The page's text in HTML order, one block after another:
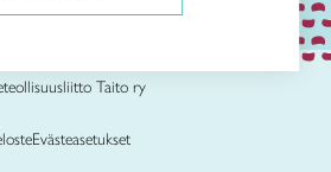
Taito ry
Evästeasetukset